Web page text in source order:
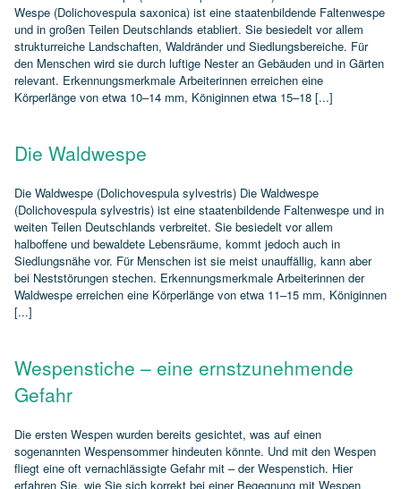
Wespe (Dolichovespula saxonica) ist eine staatenbildende Faltenwespe
und in großen Teilen Deutschlands etabliert. Sie besiedelt vor allem
strukturreiche Landschaften, Waldränder und Siedlungsbereiche. Für
den Menschen wird sie durch luftige Nester an Gebäuden und in Gärten
relevant. Erkennungsmerkmale Arbeiterinnen erreichen eine
Körperlänge von etwa 10–14 mm, Königinnen etwa 15–18 [...]
Die Waldwespe
Die Waldwespe (Dolichovespula sylvestris) Die Waldwespe
(Dolichovespula sylvestris) ist eine staatenbildende Faltenwespe und in
weiten Teilen Deutschlands verbreitet. Sie besiedelt vor allem
halboffene und bewaldete Lebensräume, kommt jedoch auch in
Siedlungsnähe vor. Für Menschen ist sie meist unauffällig, kann aber
bei Neststörungen stechen. Erkennungsmerkmale Arbeiterinnen der
Waldwespe erreichen eine Körperlänge von etwa 11–15 mm, Königinnen
[...]
Wespenstiche – eine ernstzunehmende
Gefahr
Die ersten Wespen wurden bereits gesichtet, was auf einen
sogenannten Wespensommer hindeuten könnte. Und mit den Wespen
fliegt eine oft vernachlässigte Gefahr mit – der Wespenstich. Hier
erfahren Sie, wie Sie sich korrekt bei einer Begegnung mit Wespen